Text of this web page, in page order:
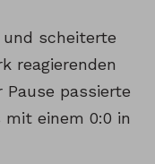
und scheiterte
reagierenden
Pause passierte
einem 0:0 in